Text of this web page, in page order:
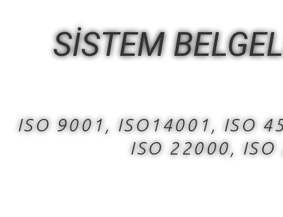
SİSTEM
ISO 9001, ISO14001, ISO
ISO 22000, ISO